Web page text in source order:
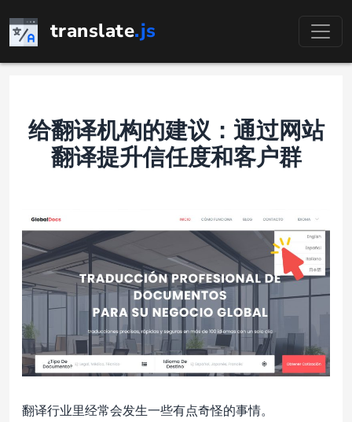
至
内
容
translate.js
给翻译机构的建议：通过网站
翻译提升信任度和客户群
翻译行业里经常会发生一些有点奇怪的事情。